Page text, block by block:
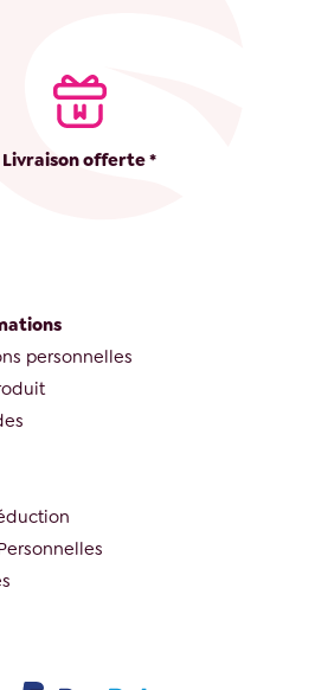
Livraison offerte *
personnelles